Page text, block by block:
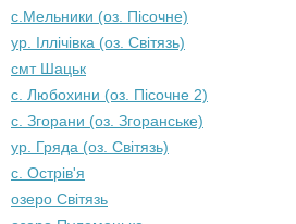
с.Мельники (оз. Пісочне)
ур. Іллічівка (оз. Світязь)
смт Шацьк
с. Любохини (оз. Пісочне 2)
с. Згорани (оз. Згоранське)
ур. Гряда (оз. Світязь)
с. Острів'я
озеро Світязь